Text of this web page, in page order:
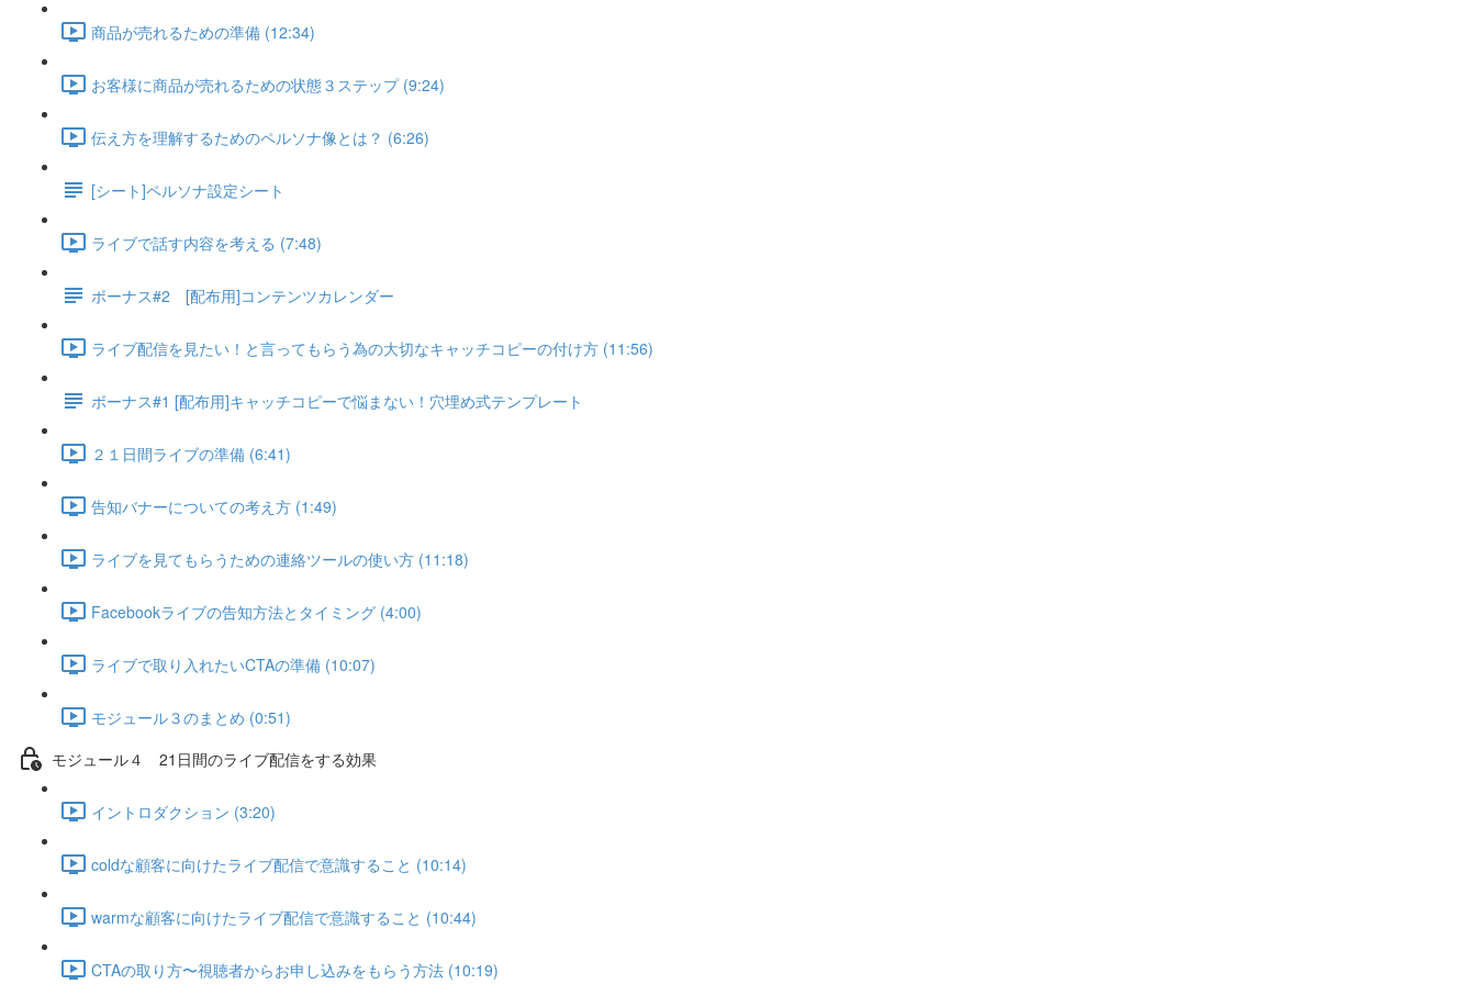
商品が売れるための準備 (12:34)
お客様に商品が売れるための状態３ステップ (9:24)
伝え方を理解するためのペルソナ像とは？ (6:26)
[シート]ペルソナ設定シート
ライブで話す内容を考える (7:48)
ボーナス#2 [配布用]コンテンツカレンダー
ライブ配信を見たい！と言ってもらう為の大切なキャッチコピーの付け方 (11:56)
ボーナス#1 [配布用]キャッチコピーで悩まない！穴埋め式テンプレート
２１日間ライブの準備 (6:41)
告知バナーについての考え方 (1:49)
ライブを見てもらうための連絡ツールの使い方 (11:18)
Facebookライブの告知方法とタイミング (4:00)
ライブで取り入れたいCTAの準備 (10:07)
モジュール３のまとめ (0:51)
モジュール４ 21日間のライブ配信をする効果
イントロダクション (3:20)
coldな顧客に向けたライブ配信で意識すること (10:14)
warmな顧客に向けたライブ配信で意識すること (10:44)
CTAの取り方〜視聴者からお申し込みをもらう方法 (10:19)